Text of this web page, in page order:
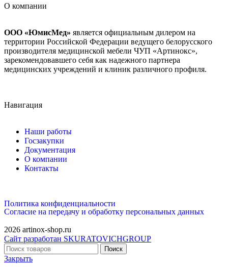
О компании
ООО «ЮмисМед» является официальным дилером на
территории Российской Федерации ведущего белорусского
производителя медицинской мебели ЧУП «Артинокс»,
зарекомендовавшего себя как надежного партнера
медицинских учреждений и клиник различного профиля.
Навигация
Наши работы
Госзакупки
Документация
О компании
Контакты
Политика конфиденциальности
Согласие на передачу и обработку персональных данных
2026 artinox-shop.ru
Сайт разработан SKURATOVICHGROUP
Поиск
Закрыть